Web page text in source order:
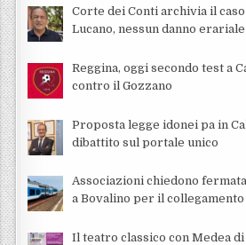
Corte dei Conti archivia il
Lucano, nessun danno
Reggina, oggi secondo test a
contro il Gozzano
Proposta legge idonei pa in
dibattito sul portale unico
Associazioni chiedono
a Bovalino per il collegamento
Il teatro classico con Medea